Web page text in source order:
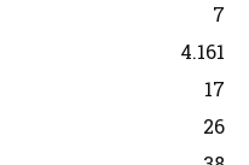
7
4.161
17
26